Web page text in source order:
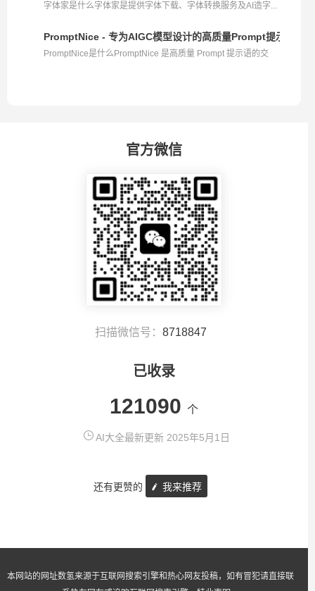
字体家是什么字体家是提供字体下载、字体转换服务及AI造字...
PromptNice - 专为AIGC模型设计的高质量Prompt提示语
PromptNice是什么PromptNice 是高质量 Prompt 提示语的交
官方微信
扫描微信号： 8718847
已收录
121090 个
AI大全最新更新 2025年5月1日
还有更赞的 我来推荐
本网站的网址数氢来源于互联网搜索引擎和热心网友投稿，如有冒犯请直接联